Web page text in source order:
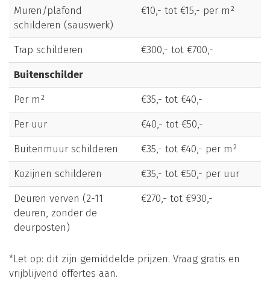
Muren/plafond
schilderen (sauswerk)
€10,- tot €15,- per m²
Trap schilderen
€300,- tot €700,-
Buitenschilder
Per m²
€35,- tot €40,-
Per uur
€40,- tot €50,-
Buitenmuur schilderen
€35,- tot €40,- per m²
Kozijnen schilderen
€35,- tot €50,- per uur
Deuren verven (2-11
deuren, zonder de
deurposten)
€270,- tot €930,-
*Let op: dit zijn gemiddelde prijzen. Vraag gratis en
vrijblijvend offertes aan.